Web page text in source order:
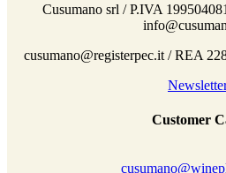
Cusumano srl / P.IVA
cusumano@registerpec.it / REA
Customer